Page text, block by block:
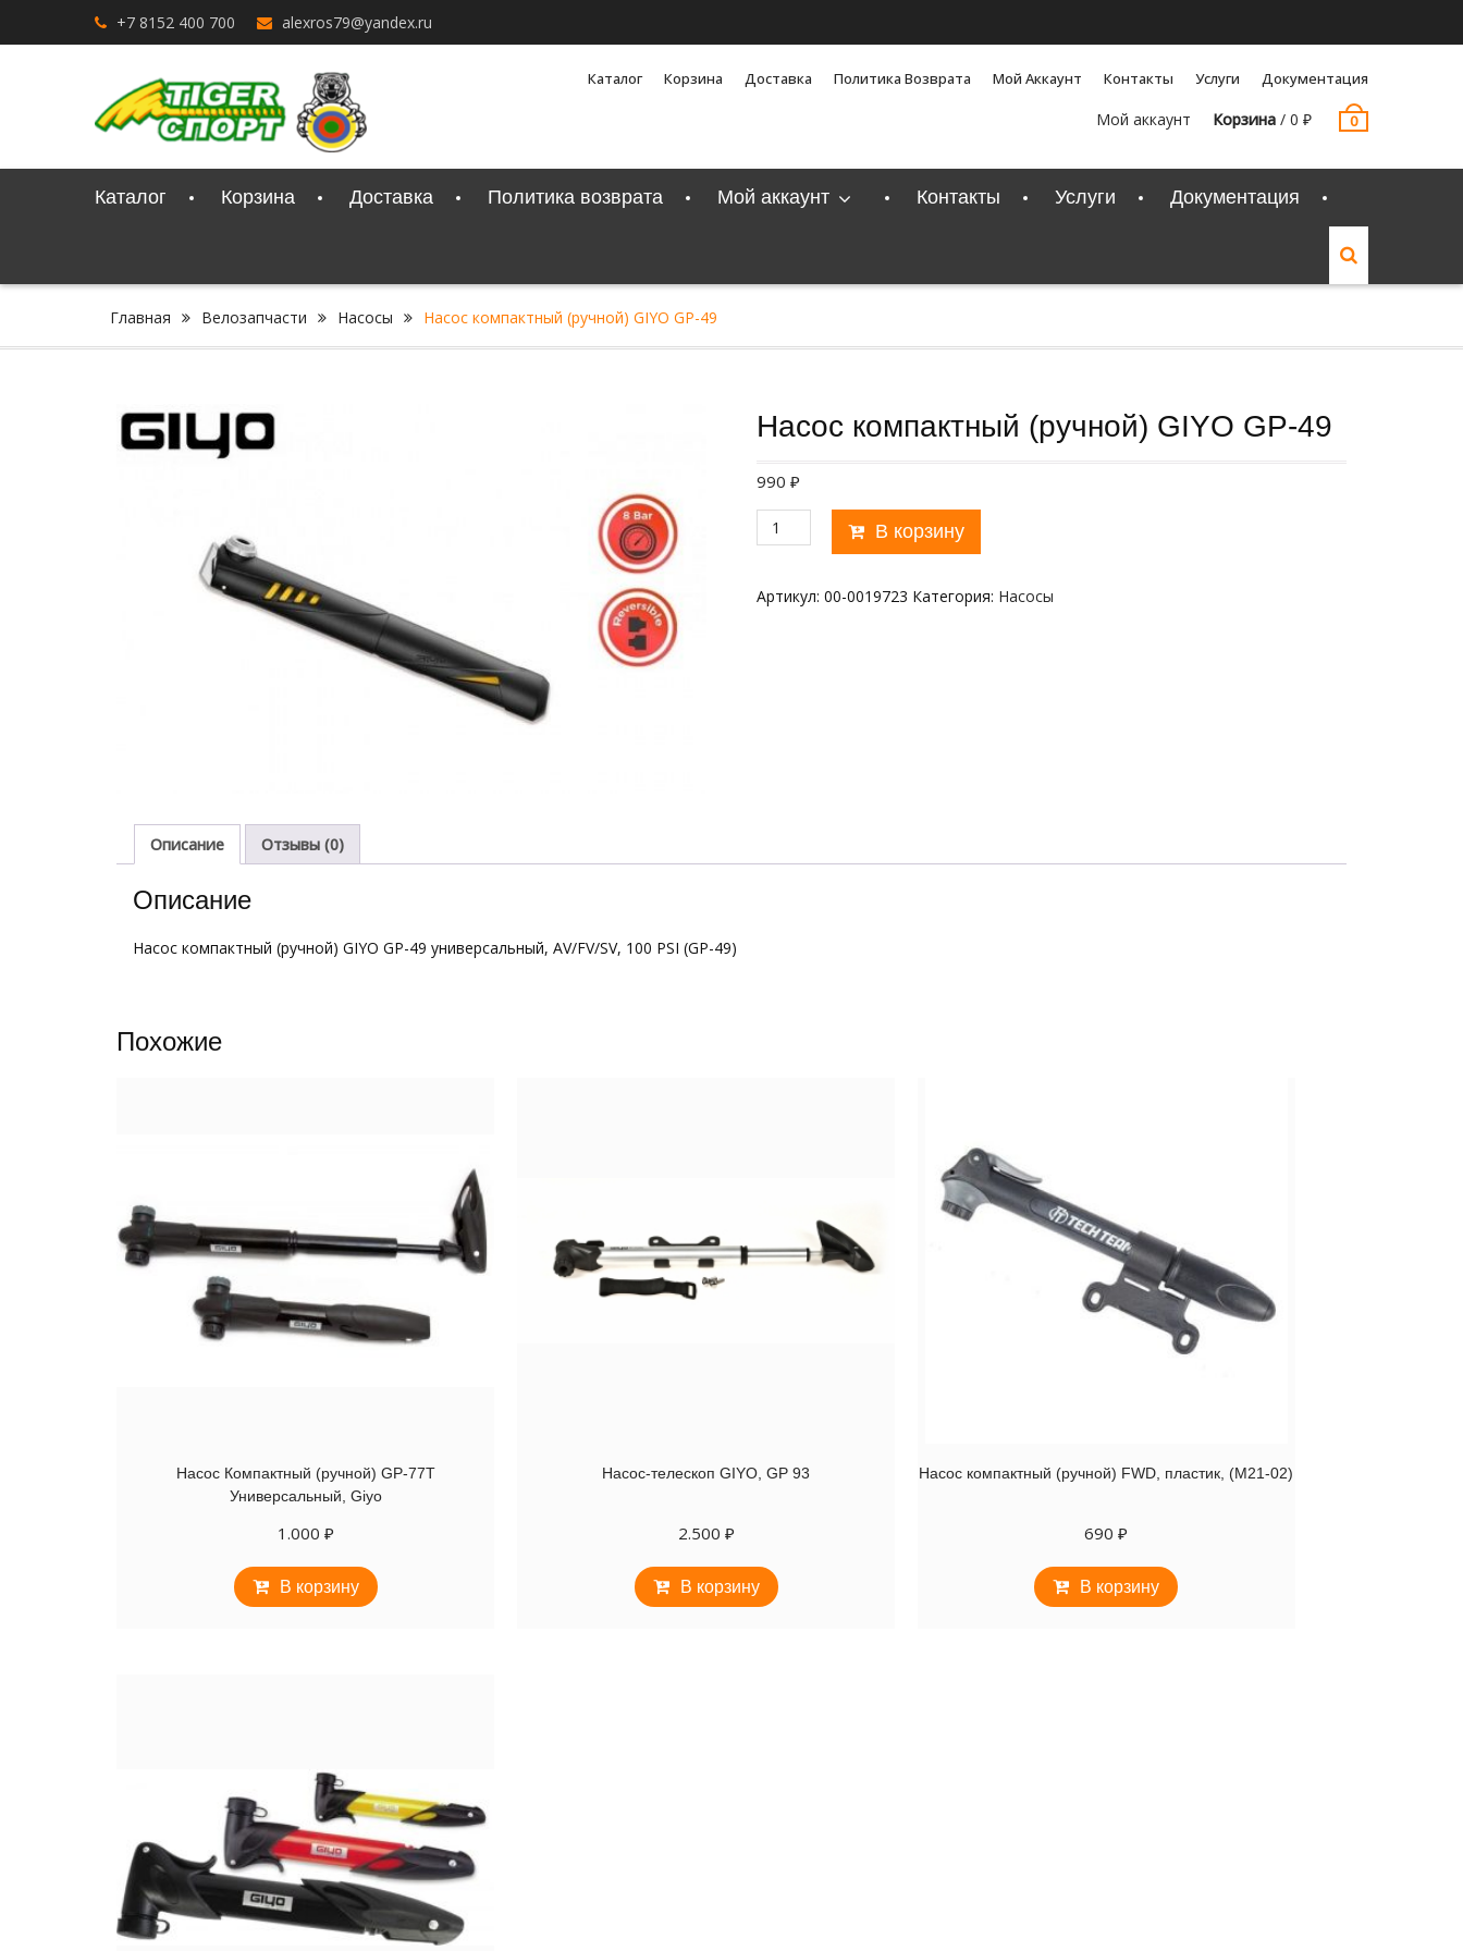
+7 8152 400 700 alexros79@yandex.ru
Каталог Корзина Доставка Политика Возврата Мой Аккаунт Контакты Услуги Документация
Мой аккаунт Корзина / 0 ₽ 0
Каталог Корзина Доставка Политика возврата Мой аккаунт Контакты Услуги Документация
Главная Велозапчасти Насосы Насос компактный (ручной) GIYO GP-49
Насос компактный (ручной) GIYO GP-49
990 ₽
Количество
товара
компактный
(ручной)
В корзину
Артикул: 00-0019723 Категория: Насосы
Описание Отзывы (0)
Описание
Насос компактный (ручной) GIYO GP-49 универсальный, AV/FV/SV, 100 PSI (GP-49)
Похожие
Насос Компактный (ручной) GP-77Т
Универсальный, Giyo
1.000 ₽
В корзину
Насос-телескоп GIYO, GP 93
2.500 ₽
В корзину
Насос компактный (ручной) FWD, пластик, (M21-02)
690₽
В корзину